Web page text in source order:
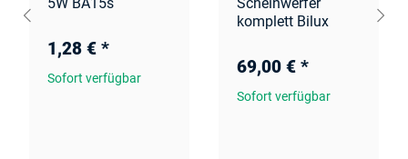
1,28 € *
Sofort verfügbar
komplett Bilux
69,00 € *
Sofort verfügbar